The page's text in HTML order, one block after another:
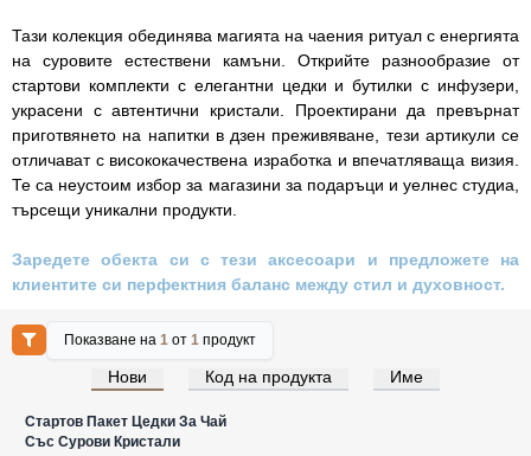
Тази колекция обединява магията на чаения ритуал с енергията
на суровите естествени камъни. Открийте разнообразие от
стартови комплекти с елегантни цедки и бутилки с инфузери,
украсени с автентични кристали. Проектирани да превърнат
приготвянето на напитки в дзен преживяване, тези артикули се
отличават с висококачествена изработка и впечатляваща визия.
Те са неустоим избор за магазини за подаръци и уелнес студиа,
търсещи уникални продукти.
Заредете обекта си с тези аксесоари и предложете на
клиентите си перфектния баланс между стил и духовност.
Показване на1 от1 продукт
Нови Код на продукта Име
Влезте за цени на едро
Стартов Пакет Цедки За Чай
Със Сурови Кристали